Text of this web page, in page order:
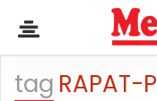
tag RAPAT-